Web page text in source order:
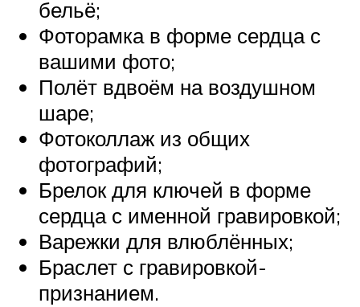
бельё;
Фоторамка в форме сердца с
вашими фото;
Полёт вдвоём на воздушном
шаре;
Фотоколлаж из общих
фотографий;
Брелок для ключей в форме
сердца с именной гравировкой;
Варежки для влюблённых;
Браслет с гравировкой-
признанием.